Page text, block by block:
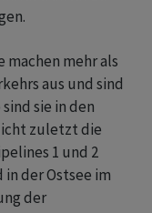
mehr als
aus und sind
sie in den
zuletzt die
1 und 2
der Ostsee im
der